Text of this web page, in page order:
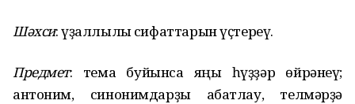
Шәхси: үҙаллылыҡ сифаттарын үҫтереү.
Предмет: тема буйынса яңы һүҙҙәр өйрәнеү;
антоним, синонимдарҙы ҡабатлау, телмәрҙә